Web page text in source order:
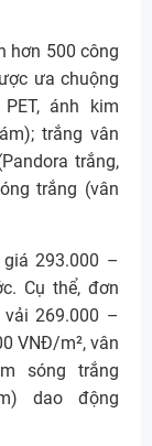
hơn 500 công
ưa chuộng
ánh kim
trắng vân
trắng,
trắng (vân
293.000 –
Cụ thể, đơn
269.000 –
VNĐ/m², vân
sóng trắng
dao động